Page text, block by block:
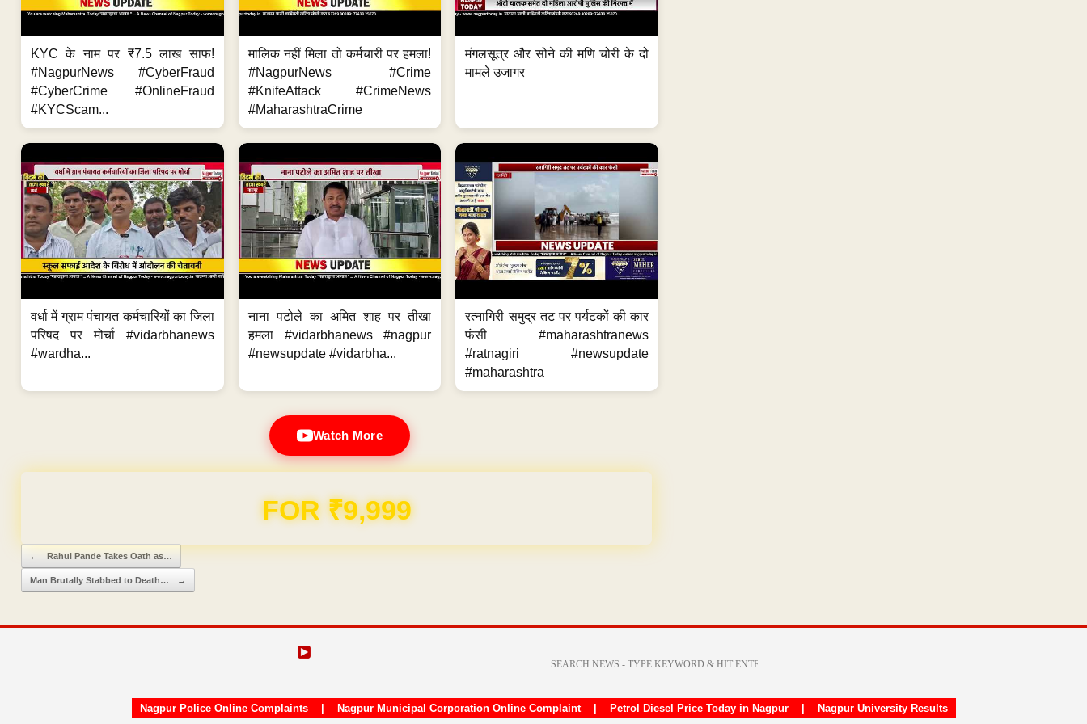
KYC के नाम पर ₹7.5 लाख साफ!
#NagpurNews #CyberFraud
#CyberCrime #OnlineFraud
#KYCScam...
मालिक नहीं मिला तो कर्मचारी पर हमला!
#NagpurNews #Crime
#KnifeAttack #CrimeNews
#MaharashtraCrime
मंगलसूत्र और सोने की मणि चोरी के दो
मामले उजागर
वर्धा में ग्राम पंचायत कर्मचारियों का जिला
परिषद पर मोर्चा #vidarbhanews
#wardha...
नाना पटोले का अमित शाह पर तीखा
हमला #vidarbhanews #nagpur
#newsupdate #vidarbha...
रत्नागिरी समुद्र तट पर पर्यटकों की कार
फंसी #maharashtranews
#ratnagiri #newsupdate
#maharashtra
Watch More
FOR ₹9,999
Post navigation
← Rahul Pande Takes Oath as…
Man Brutally Stabbed to Death… →
Nagpur Police Online Complaints| Nagpur Municipal Corporation Online Complaint| Petrol Diesel Price Today in Nagpur| Nagpur University Results